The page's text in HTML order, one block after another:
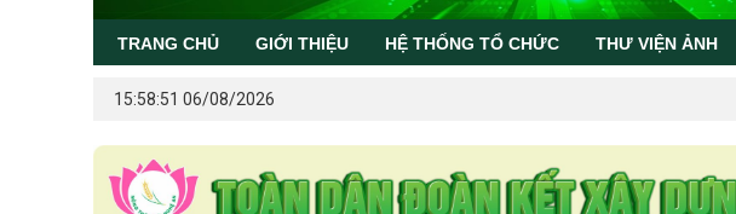
TRANG CHỦ GIỚI THIỆU HỆ THỐNG TỔ CHỨC THƯ VIỆN ẢNH
15:58:51 06/08/2026